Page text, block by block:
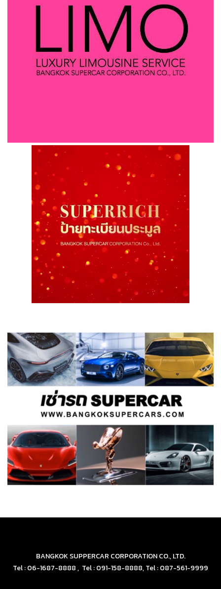
BANGKOK SUPPERCAR CORPORATION CO., LTD.
Tel : 06-1687-8888 , Tel : 091-158-8888, Tel : 087-561-9999